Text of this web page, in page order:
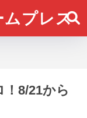
ムプレス
8/21から